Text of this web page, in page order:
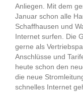
Anliegen. Mit dem
Januar schon alle
Schaffhausen und
Internet surfen. Die
gerne als
Anschlüsse und
heute schon den
die neue
schnelles Internet